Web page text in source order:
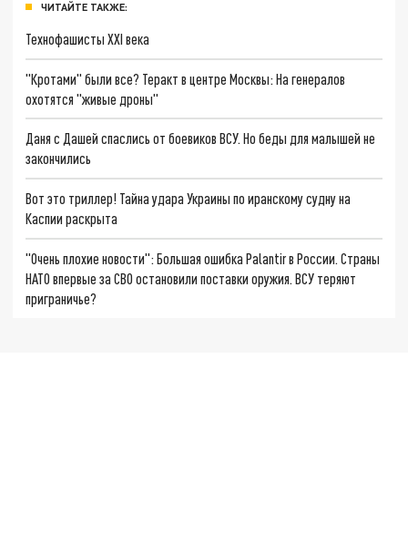
ЧИТАЙТЕ ТАКЖЕ:
Технофашисты XXI века
"Кротами" были все? Теракт в центре Москвы: На генералов
охотятся "живые дроны"
Даня с Дашей спаслись от боевиков ВСУ. Но беды для малышей не
закончились
Вот это триллер! Тайна удара Украины по иранскому судну на
Каспии раскрыта
"Очень плохие новости": Большая ошибка Palantir в России. Страны
НАТО впервые за СВО остановили поставки оружия. ВСУ теряют
приграничье?